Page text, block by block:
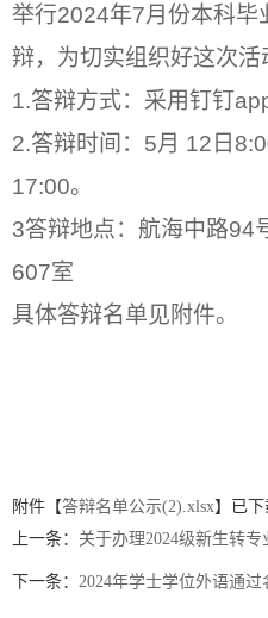
举行2024年7月份本科毕
辩，为切实组织好这次活
1.答辩方式：采用钉钉
2.答辩时间：5月 12日
17:00。
3答辩地点：航海中路94
607室
具体答辩名单见附件。
附件【答辩名单公示(2).xlsx】已下
上一条： 关于办理2024级新生转
下一条： 2024年学士学位外语通过